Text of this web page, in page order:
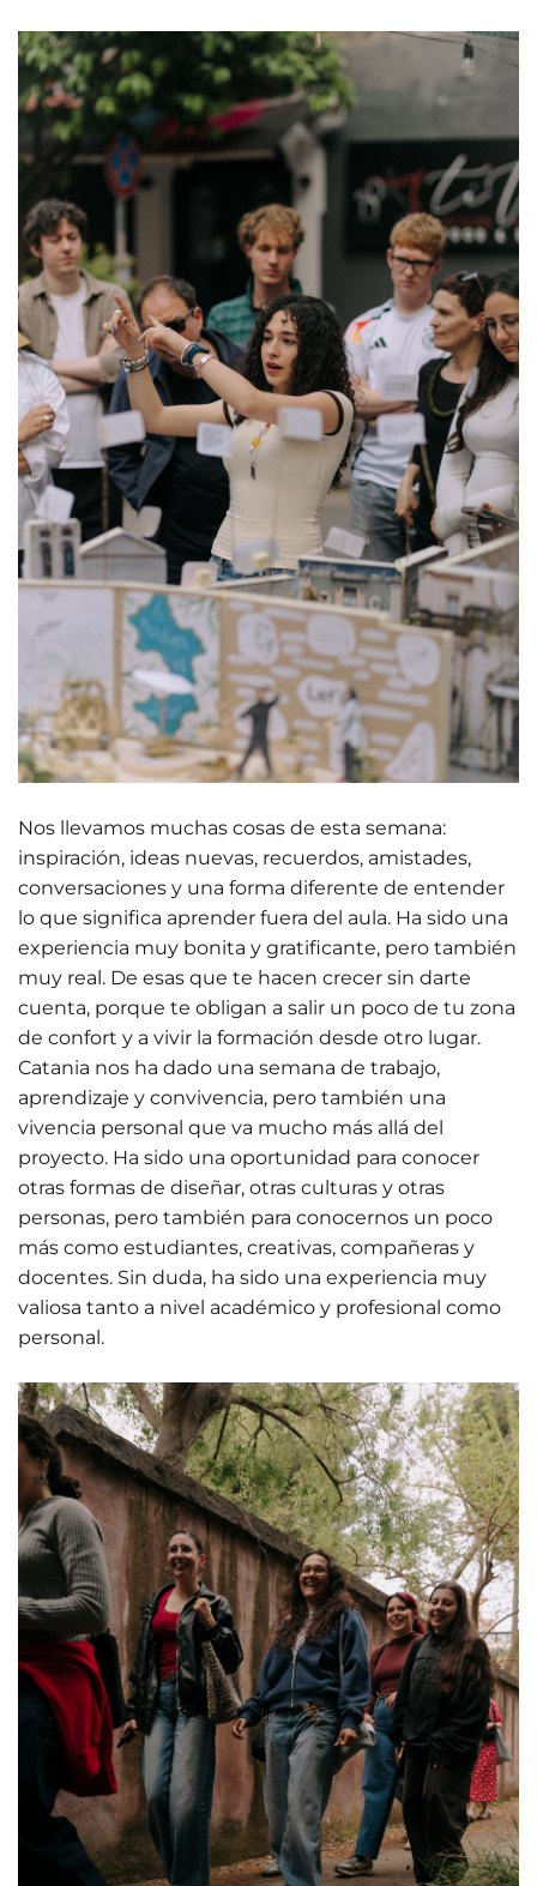
Nos llevamos muchas cosas de esta semana:
inspiración, ideas nuevas, recuerdos, amistades,
conversaciones y una forma diferente de entender
lo que significa aprender fuera del aula. Ha sido una
experiencia muy bonita y gratificante, pero también
muy real. De esas que te hacen crecer sin darte
cuenta, porque te obligan a salir un poco de tu zona
de confort y a vivir la formación desde otro lugar.
Catania nos ha dado una semana de trabajo,
aprendizaje y convivencia, pero también una
vivencia personal que va mucho más allá del
proyecto. Ha sido una oportunidad para conocer
otras formas de diseñar, otras culturas y otras
personas, pero también para conocernos un poco
más como estudiantes, creativas, compañeras y
docentes. Sin duda, ha sido una experiencia muy
valiosa tanto a nivel académico y profesional como
personal.